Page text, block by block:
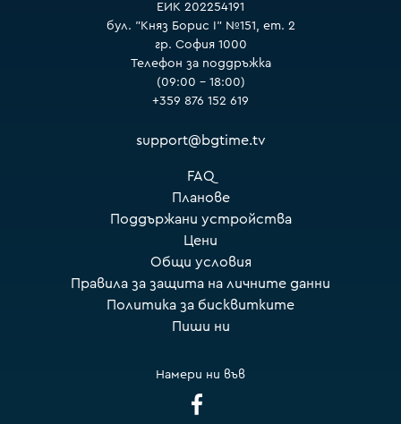
ЕИК 202254191
бул. "Княз Борис I" №151, ет. 2
гр. София 1000
Телефон за поддръжка
(09:00 – 18:00)
+359 876 152 619
support@bgtime.tv
FAQ
Планове
Поддържани устройства
Цени
Общи условия
Правила за защита на личните данни
Политика за бисквитките
Пиши ни
Намери ни във